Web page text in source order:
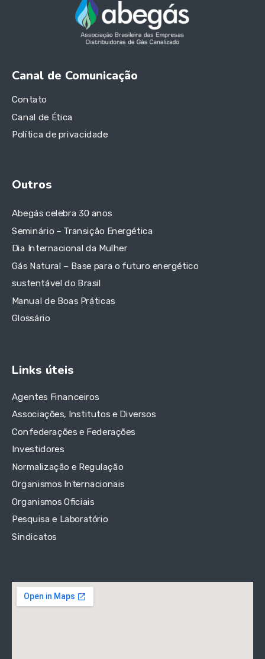
Canal de Comunicação
Contato
Canal de Ética
Política de privacidade
Outros
Abegás celebra 30 anos
Seminário – Transição Energética
Dia Internacional da Mulher
Gás Natural – Base para o futuro energético
sustentável do Brasil
Manual de Boas Práticas
Glossário
Links úteis
Agentes Financeiros
Associações, Institutos e Diversos
Confederações e Federações
Investidores
Normalização e Regulação
Organismos Internacionais
Organismos Oficiais
Pesquisa e Laboratório
Sindicatos